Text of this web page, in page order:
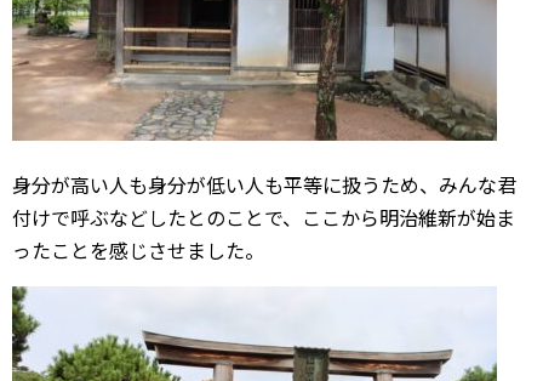
身分が高い人も身分が低い人も平等に扱うため、みんな君
付けで呼ぶなどしたとのことで、ここから明治維新が始ま
ったことを感じさせました。